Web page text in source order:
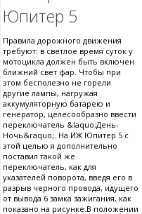
Юпитер 5
Правила дорожного движения
требуют: в светлое время суток у
мотоцикла должен быть включен
ближний свет фар. Чтобы при
этом бесполезно не горели
другие лампы, нагружая
аккумуляторную батарею и
генератор, целесообразно ввести
переключатель &laquo;День-
Ночь&raquo;. На ИЖ Юпитер 5 с
этой целью я дополнительно
поставил такой же
переключатель, как для
указателей поворота, введя его в
разрыв черного провода, идущего
от вывода 6 замка зажигания, как
показано на рисунке.В положении